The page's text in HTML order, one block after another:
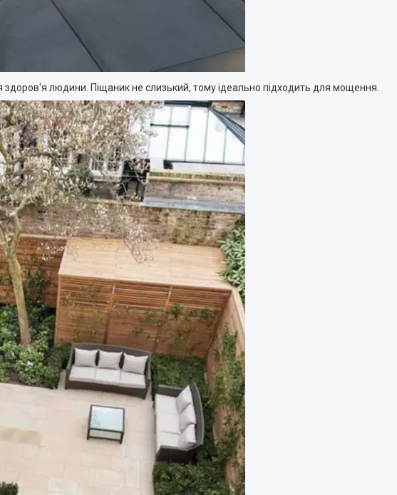
здоров'я людини. Піщаник не слизький, тому ідеально підходить для мощення.